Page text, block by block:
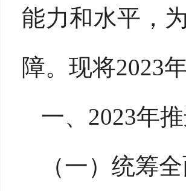
能力和水平，
障。现将2023
一、2023年
（一）统筹